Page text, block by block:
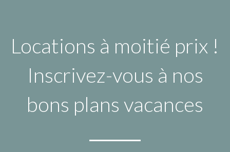
Locations à moitié prix !
Inscrivez-vous à nos
bons plans vacances